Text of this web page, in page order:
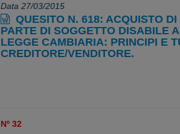
Data 27/03/2015
QUESITO N. 618: ACQUISTO
PARTE DI SOGGETTO DISABILE
LEGGE CAMBIARIA: PRINCIPI E
CREDITORE/VENDITORE.
Nº 32